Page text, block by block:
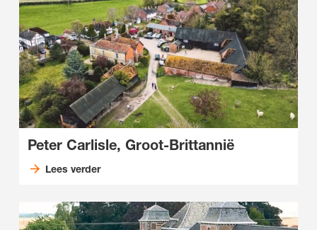
Peter Carlisle, Groot-Brittannië
Lees verder